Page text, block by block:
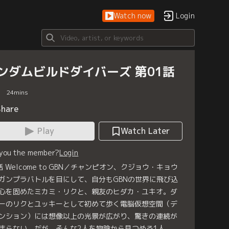
Watch now Login
ダムビルドダイバーズ 第01話
24mins
Play
Watch Later
the member?Login
Welcome to GBN／チャンピオン、クジョウ・キョウ
ンプラバトルを目にして、自分もGBNの世界に飛び込
を固めたミカミ・リクと、親友のヒダカ・ユキオ。ダ
のリクとユッキーとして初めて歩く電脳仮想空間（デ
ション）には想像以上の光景が広がり、驚きの連続が